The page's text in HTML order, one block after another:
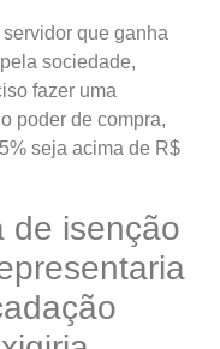
servidor que ganha
sociedade,
fazer uma
poder de compra,
seja acima de R$
de isenção